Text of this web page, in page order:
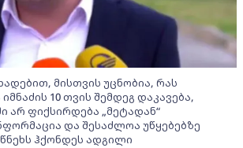
მისთვის უცნობია, რას
10 თვის შემდეგ დაკავება,
არ ფიქსირდება „მეტადან“
და შესაძლოა უწყებებზე
ჰქონდეს ადგილი